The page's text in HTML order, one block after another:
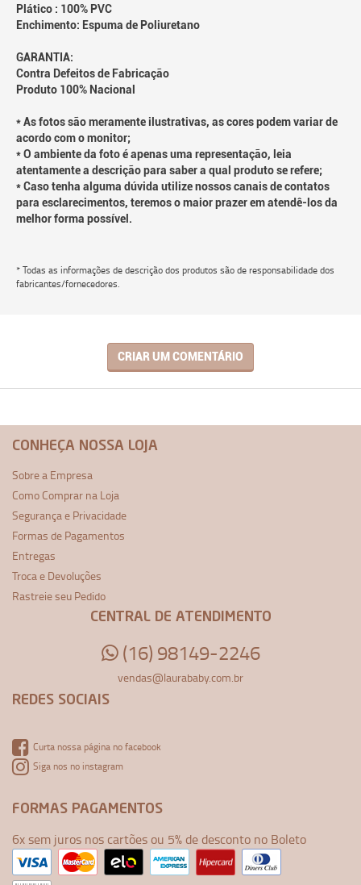
Plático : 100% PVC
Enchimento: Espuma de Poliuretano
GARANTIA:
Contra Defeitos de Fabricação
Produto 100% Nacional
* As fotos são meramente ilustrativas, as cores podem variar de
acordo com o monitor;
* O ambiente da foto é apenas uma representação, leia
atentamente a descrição para saber a qual produto se refere;
* Caso tenha alguma dúvida utilize nossos canais de contatos
para esclarecimentos, teremos o maior prazer em atendê-los da
melhor forma possível.
* Todas as informações de descrição dos produtos são de responsabilidade dos
fabricantes/fornecedores.
CRIAR UM COMENTÁRIO
CONHEÇA NOSSA LOJA
Sobre a Empresa
Como Comprar na Loja
Segurança e Privacidade
Formas de Pagamentos
Entregas
Troca e Devoluções
Rastreie seu Pedido
CENTRAL DE ATENDIMENTO
(16) 98149-2246
vendas@laurababy.com.br
REDES SOCIAIS
Curta nossa página no facebook
Siga nos no instagram
FORMAS PAGAMENTOS
6x sem juros nos cartões ou 5% de desconto no Boleto